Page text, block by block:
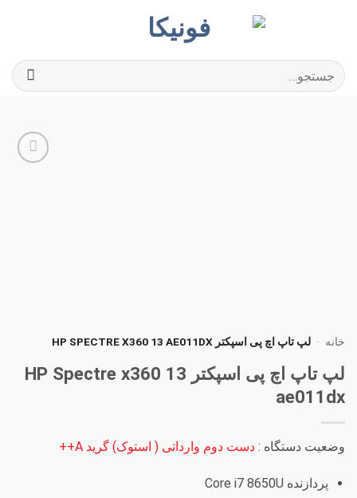
جستجو
برای:
خانه - لپ تاپ اچ پی اسپکتر HP SPECTRE X360 13 AE011DX
لپ تاپ اچ پی اسپکتر HP Spectre x360 13
ae011dx
وضعیت دستگاه : دست دوم وارداتی ( استوک) گرید A++
پردازنده Core i7 8650U